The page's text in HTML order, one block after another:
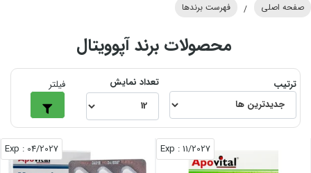
صفحه اصلی / فهرست برندها
محصولات برند آپوویتال
ترتیب تعداد نمایش فیلتر
11/2027
: Exp
04/2027
: Exp